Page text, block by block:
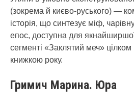
(зокрема й києво-руського) —
історія, що синтезує міф,
епос, доступна для
сегменті «Заклятий меч»
книжкою року.
Гримич Марина. Юра